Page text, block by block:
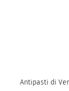
Antipasti di